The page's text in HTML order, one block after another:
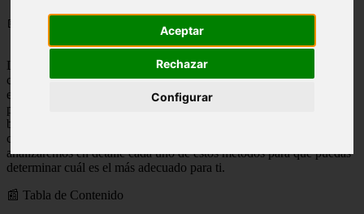
Aceptar
Rechazar
Configurar
📅 09/01/2024
La ortodoncia es un tratamiento dental que tiene como objetivo
corregir la posición de los dientes y mejorar tanto su salud como su
estética. En la actualidad, existen dos métodos populares utilizados
para llevar a cabo este tratamiento: la ortodoncia invisible y los
brackets tradicionales. Ambos tienen sus ventajas y desventajas, así
como diferencias en costos y resultados obtenidos. A continuación,
analizaremos en detalle cada uno de estos métodos para que puedas
determinar cuál es el más adecuado para ti.
📰 Tabla de Contenido